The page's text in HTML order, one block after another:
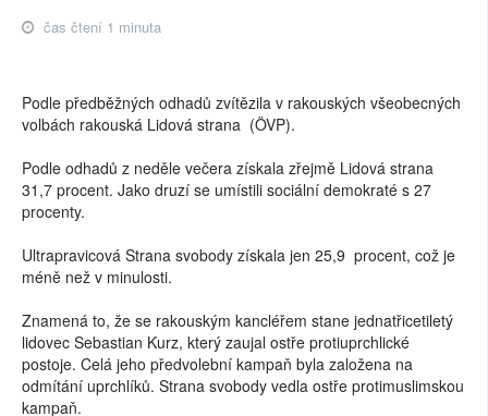
čas čtení 1 minuta
Podle předběžných odhadů zvítězila v rakouských všeobecných
volbách rakouská Lidová strana (ÖVP).
Podle odhadů z neděle večera získala zřejmě Lidová strana
31,7 procent. Jako druzí se umístili sociální demokraté s 27
procenty.
Ultrapravicová Strana svobody získala jen 25,9 procent, což je
méně než v minulosti.
Znamená to, že se rakouským kancléřem stane jednatřicetiletý
lidovec Sebastian Kurz, který zaujal ostře protiuprchlické
postoje. Celá jeho předvolební kampaň byla založena na
odmítání uprchlíků. Strana svobody vedla ostře protimuslimskou
kampaň.